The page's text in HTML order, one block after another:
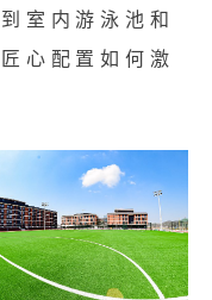
室内游泳池和
心配置如何激